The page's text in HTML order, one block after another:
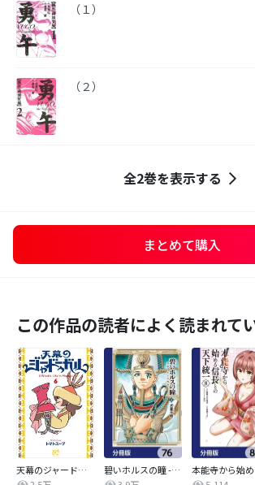
（１）
（２）
全2巻を表示する
まとめて購入
この作品の読者によく読まれて
天幕のジャードゥーガル
碧いホルスの瞳 -男装の女王の物語-【分冊版】